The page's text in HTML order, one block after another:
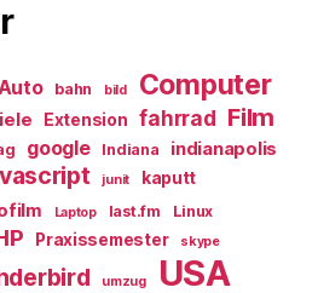
bahn bild Computer
Extension fahrrad Film
google Indiana indianapolis
junit kaputt
Laptop last.fm Linux
Praxissemester skype
umzug USA